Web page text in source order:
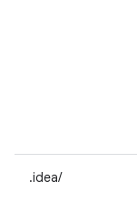
.idea/